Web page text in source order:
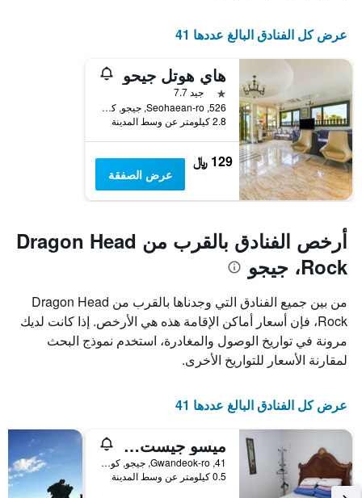
عرض كل الفنادق البالغ عددها 41
هاي هوتل جيحو
نجمة واحدة
جيد 7.7
526, Seohaean-ro, جيجو, كوريا الجنوبية
2.8 كيلومتر عن وسط المدينة
129 ﷼
عرض الصفقة
أرخص الفنادق بالقرب من Dragon Head
Rock، جيجو
من بين جميع الفنادق التي وجدناها بالقرب من Dragon Head
Rock، فإن أسعار أماكن الإقامة هذه هي الأرخص. إذا كانت لديك
مرونة في تواريخ الوصول والمغادرة، استخدم نموذج البحث
لمقارنة الأسعار للتواريخ الأخرى.
عرض كل الفنادق البالغ عددها 41
ميسو جيست هاوس
41, Gwandeok-ro, جيجو, كوريا الجنوبية
0.5 كيلومتر عن وسط المدينة